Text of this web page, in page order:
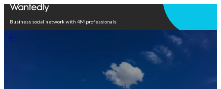
Business social network with 4M professionals